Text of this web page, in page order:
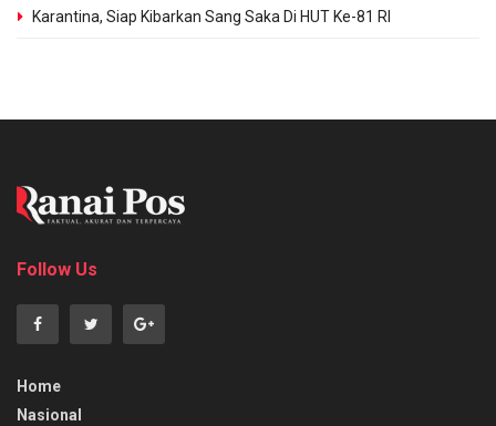
Karantina, Siap Kibarkan Sang Saka Di HUT Ke-81 RI
Follow Us
Home
Nasional